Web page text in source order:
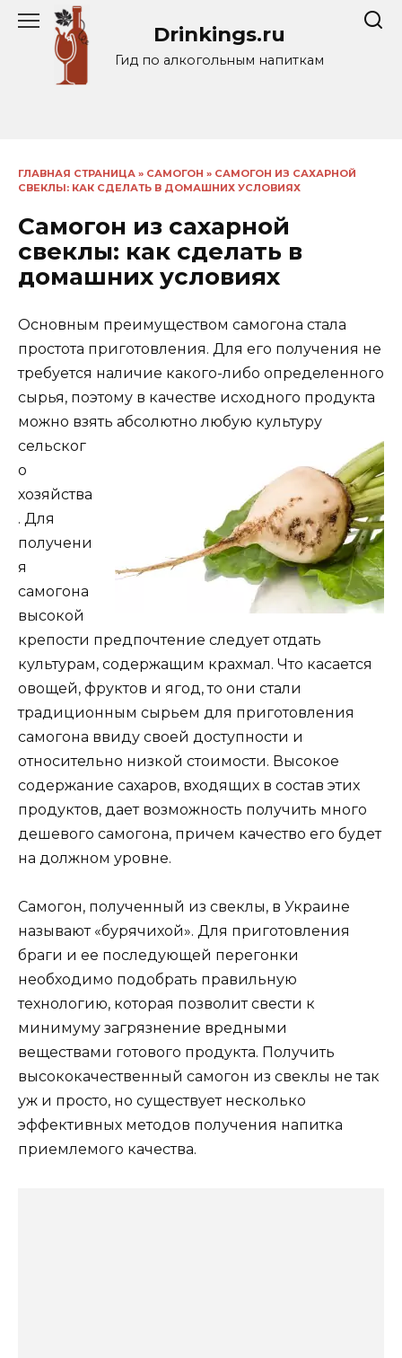
Перейти
содержанию
Drinkings.ru
Гид по алкогольным напиткам
ГЛАВНАЯ СТРАНИЦА » САМОГОН » САМОГОН ИЗ САХАРНОЙ
СВЕКЛЫ: КАК СДЕЛАТЬ В ДОМАШНИХ УСЛОВИЯХ
Самогон из сахарной
свеклы: как сделать в
домашних условиях
Основным преимуществом самогона стала
простота приготовления. Для его получения не
требуется наличие какого-либо определенного
сырья, поэтому в качестве исходного продукта
можно взять абсолютно любую культуру
сельског
о
хозяйства
. Для
получени
я
самогона
высокой
крепости предпочтение следует отдать
культурам, содержащим крахмал. Что касается
овощей, фруктов и ягод, то они стали
традиционным сырьем для приготовления
самогона ввиду своей доступности и
относительно низкой стоимости. Высокое
содержание сахаров, входящих в состав этих
продуктов, дает возможность получить много
дешевого самогона, причем качество его будет
на должном уровне.
Самогон, полученный из свеклы, в Украине
называют «бурячихой». Для приготовления
браги и ее последующей перегонки
необходимо подобрать правильную
технологию, которая позволит свести к
минимуму загрязнение вредными
веществами готового продукта. Получить
высококачественный самогон из свеклы не так
уж и просто, но существует несколько
эффективных методов получения напитка
приемлемого качества.